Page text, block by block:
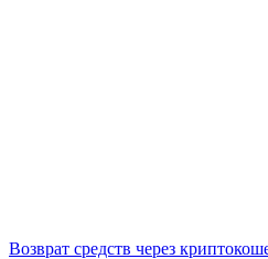
Возврат средств через